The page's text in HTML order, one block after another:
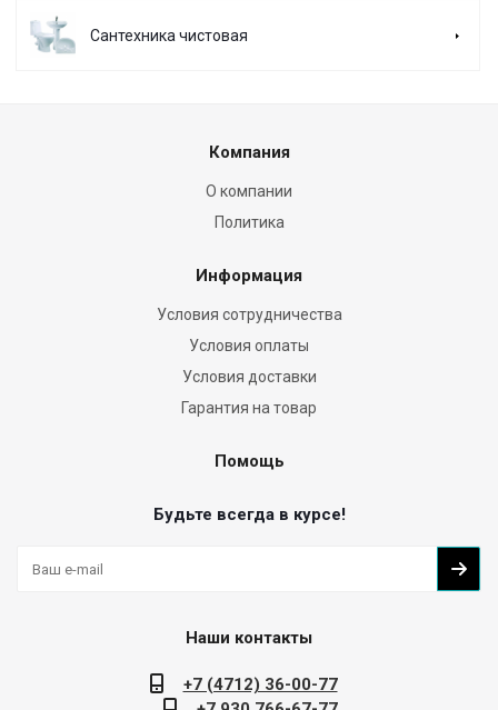
Сантехника чистовая
Компания
О компании
Политика
Информация
Условия сотрудничества
Условия оплаты
Условия доставки
Гарантия на товар
Помощь
Будьте всегда в курсе!
Наши контакты
+7 (4712) 36-00-77